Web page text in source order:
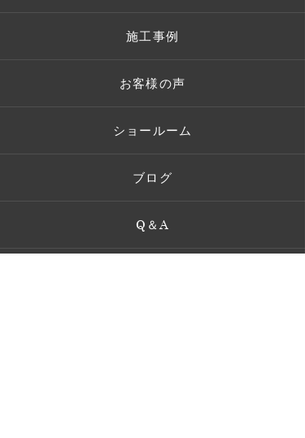
施工事例
お客様の声
ショールーム
ブログ
Q＆A